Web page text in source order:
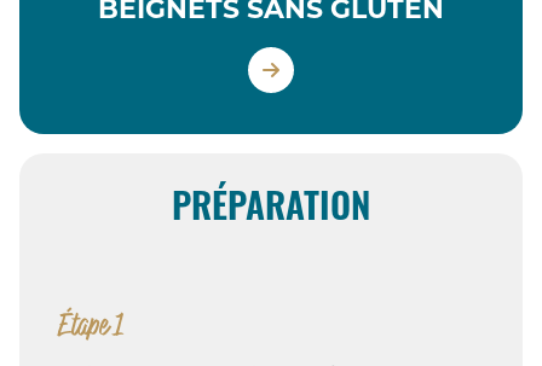
BEIGNETS SANS GLUTEN
PRÉPARATION
Étape 1